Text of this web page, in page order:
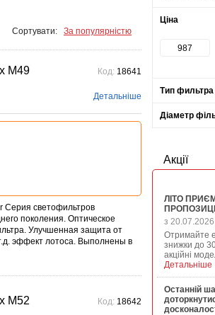
Сортувати: За популярністю
M49 Код: 18641
Детальніше
Серия светофильтров
поколения. Оптическое
Улучшенная защита от
эффект лотоса. Выполнены в
M52 Код: 18642
Ціна
Тип фильтра
Діаметр
Акції
ЛІТО
з
Отримайте
знижки до
акційні
Останній